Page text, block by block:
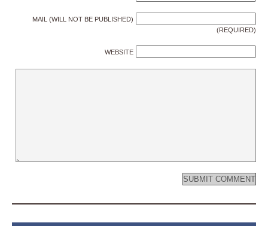
MAIL (WILL NOT BE PUBLISHED)
(REQUIRED)
WEBSITE